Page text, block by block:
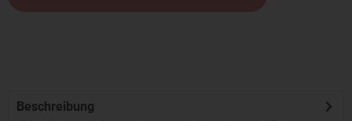
Beschreibung